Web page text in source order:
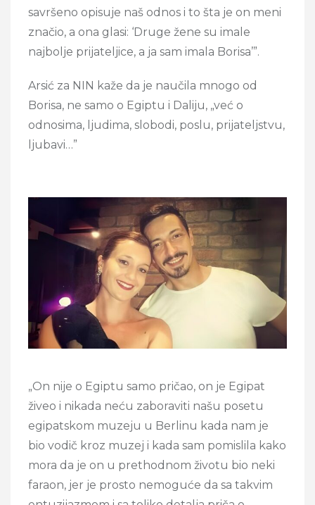
savršeno opisuje naš odnos i to šta je on meni
značio, a ona glasi: ‘Druge žene su imale
najbolje prijateljice, a ja sam imala Borisa’”.
Arsić za NIN kaže da je naučila mnogo od
Borisa, ne samo o Egiptu i Daliju, „već o
odnosima, ljudima, slobodi, poslu, prijateljstvu,
ljubavi…”
„On nije o Egiptu samo pričao, on je Egipat
živeo i nikada neću zaboraviti našu posetu
egipatskom muzeju u Berlinu kada nam je
bio vodič kroz muzej i kada sam pomislila kako
mora da je on u prethodnom životu bio neki
faraon, jer je prosto nemoguće da sa takvim